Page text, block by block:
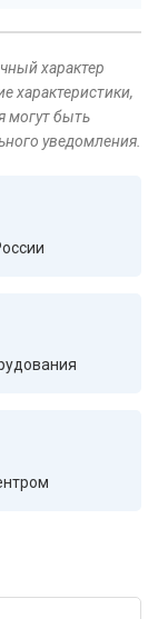
характер
характеристики,
могут быть
уведомления.